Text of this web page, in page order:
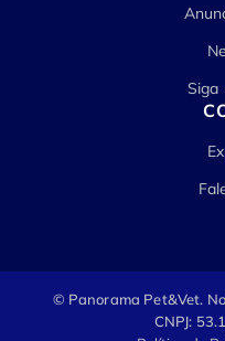
Siga
© Panorama Pet&Vet.
CNPJ: